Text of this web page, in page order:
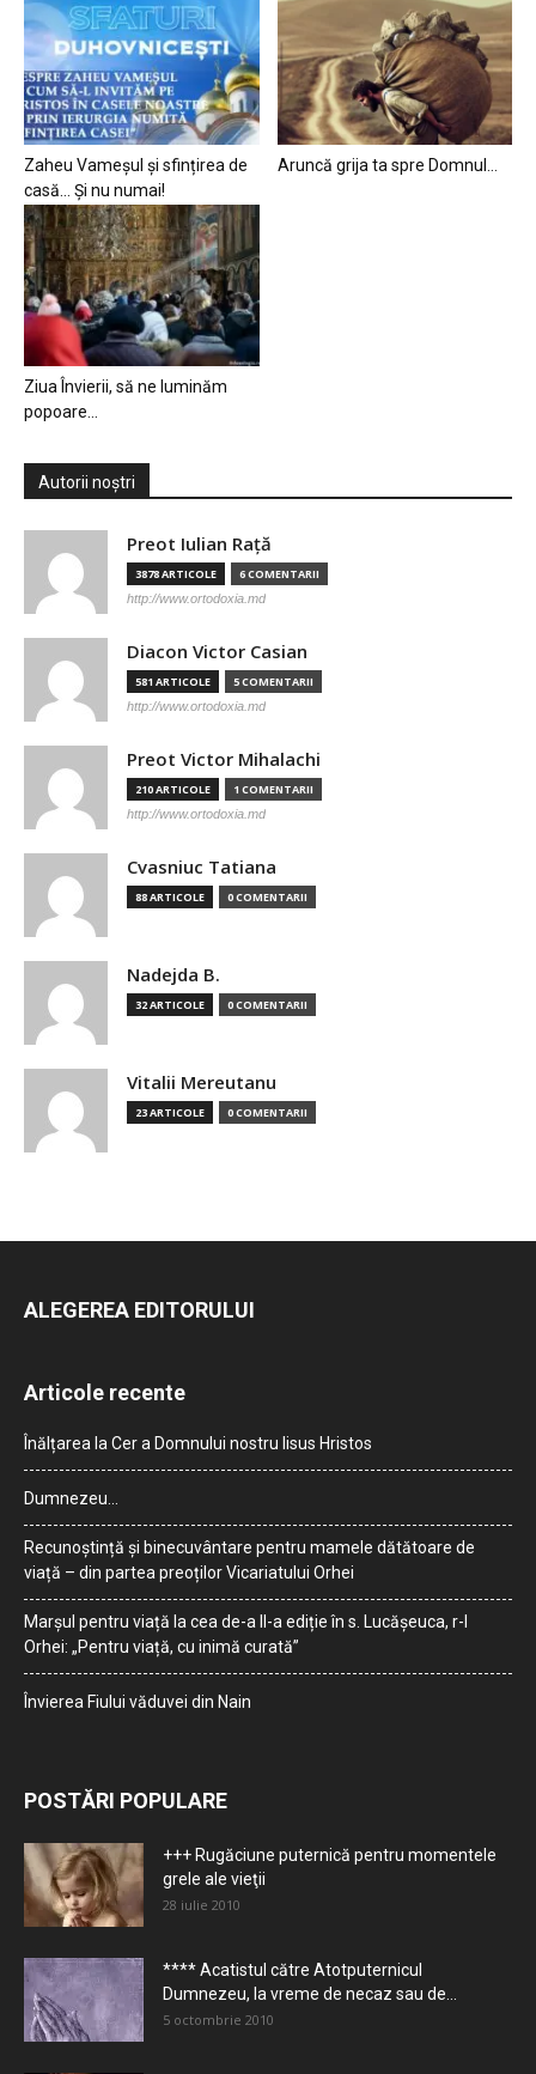
Zaheu Vameșul și sfințirea de
casă… Și nu numai!
Aruncă grija ta spre Domnul…
Ziua Învierii, să ne luminăm
popoare…
Autorii noștri
Preot Iulian Raţă
3878 ARTICOLE 6 COMENTARII
http://www.ortodoxia.md
Diacon Victor Casian
581 ARTICOLE 5 COMENTARII
http://www.ortodoxia.md
Preot Victor Mihalachi
210 ARTICOLE 1 COMENTARII
http://www.ortodoxia.md
Cvasniuc Tatiana
88 ARTICOLE 0 COMENTARII
Nadejda B.
32 ARTICOLE 0 COMENTARII
Vitalii Mereutanu
23 ARTICOLE 0 COMENTARII
ALEGEREA EDITORULUI
Articole recente
Înălțarea la Cer a Domnului nostru Iisus Hristos
Dumnezeu…
Recunoștință și binecuvântare pentru mamele dătătoare de
viață – din partea preoților Vicariatului Orhei
Marșul pentru viață la cea de-a II-a ediție în s. Lucășeuca, r-l
Orhei: „Pentru viață, cu inimă curată”
Învierea Fiului văduvei din Nain
POSTĂRI POPULARE
+++ Rugăciune puternică pentru momentele
grele ale vieţii
28 iulie 2010
**** Acatistul către Atotputernicul
Dumnezeu, la vreme de necaz sau de...
5 octombrie 2010